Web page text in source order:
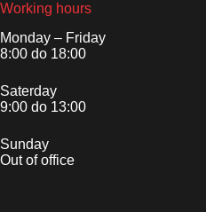
Working hours
Monday – Friday
8:00 do 18:00
Saterday
9:00 do 13:00
Sunday
Out of office